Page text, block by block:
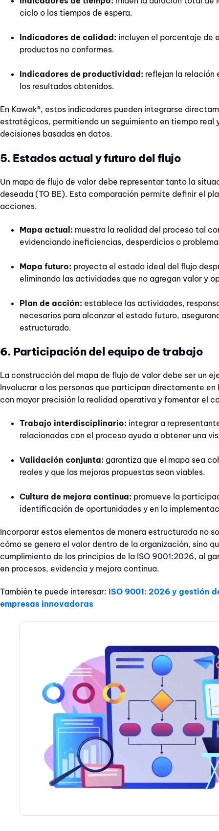
ciclo o los tiempos de espera.
Indicadores de calidad: incluyen el porcentaje de
productos no conformes.
Indicadores de productividad: reflejan la relación
los resultados obtenidos.
En Kawak®, estos indicadores pueden integrarse
estratégicos, permitiendo un seguimiento en tiempo real
decisiones basadas en datos.
5. Estados actual y futuro del flujo
Un mapa de flujo de valor debe representar tanto la
deseada (TO BE). Esta comparación permite definir el
acciones.
Mapa actual: muestra la realidad del proceso tal
evidenciando ineficiencias, desperdicios o
Mapa futuro: proyecta el estado ideal del flujo
eliminando las actividades que no agregan valor y
Plan de acción: establece las actividades,
necesarios para alcanzar el estado futuro,
estructurado.
6. Participación del equipo de trabajo
La construcción del mapa de flujo de valor debe ser un
Involucrar a las personas que participan directamente
con mayor precisión la realidad operativa y fomentar el
Trabajo interdisciplinario: integrar a
relacionadas con el proceso ayuda a obtener una
Validación conjunta: garantiza que el mapa sea
reales y que las mejoras propuestas sean viables.
Cultura de mejora continua: promueve la
identificación de oportunidades y en la
Incorporar estos elementos de manera estructurada no
cómo se genera el valor dentro de la organización, sino
cumplimiento de los principios de la ISO 9001:2026, al
en procesos, evidencia y mejora continua.
También te puede interesar: ISO 9001: 2026 y gestión
empresas innovadoras